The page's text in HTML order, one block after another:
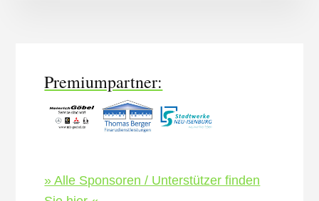
Premiumpartner:
» Alle Sponsoren / Unterstützer finden